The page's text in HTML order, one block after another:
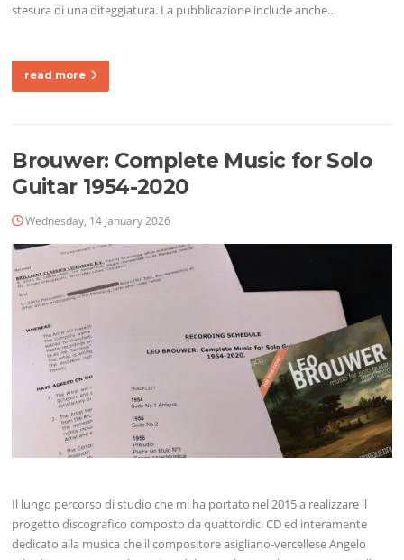
stesura di una diteggiatura. La pubblicazione include anche…
read more
Brouwer: Complete Music for Solo
Guitar 1954-2020
Wednesday, 14 January 2026
Il lungo percorso di studio che mi ha portato nel 2015 a realizzare il
progetto discografico composto da quattordici CD ed interamente
dedicato alla musica che il compositore asigliano-vercellese Angelo